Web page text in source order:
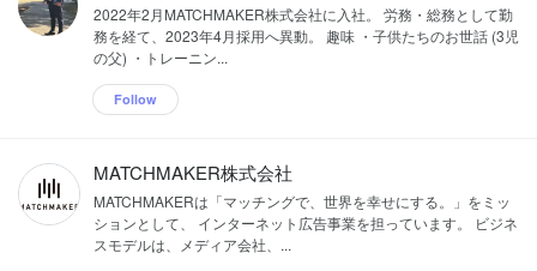
2022年2月MATCHMAKER株式会社に入社。 労務・総務として勤
務を経て、2023年4月採用へ異動。 趣味 ・子供たちのお世話 (3児
の父) ・トレーニン...
Follow
MATCHMAKER株式会社
MATCHMAKERは「マッチングで、世界を幸せにする。」をミッ
ションとして、 インターネット広告事業を担っています。 ビジネ
スモデルは、メディア会社、...